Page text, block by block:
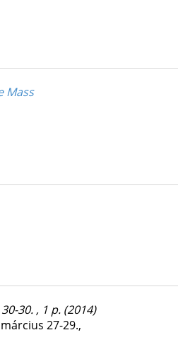
Mass
30. , 1 p.(2014)
27-29.,